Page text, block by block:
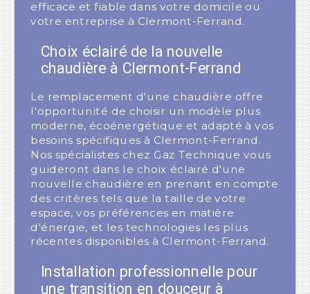
efficace et fiable dans votre domicile ou
votre entreprise à Clermont-Ferrand.
Choix éclairé de la nouvelle
chaudière à Clermont-Ferrand
Le remplacement d'une chaudière offre
l'opportunité de choisir un modèle plus
moderne, écoénergétique et adapté à vos
besoins spécifiques à Clermont-Ferrand.
Nos spécialistes chez Gaz Technique vous
guideront dans le choix éclairé d'une
nouvelle chaudière en prenant en compte
des critères tels que la taille de votre
espace, vos préférences en matière
d'énergie, et les technologies les plus
récentes disponibles à Clermont-Ferrand.
Installation professionnelle pour
une transition en douceur à